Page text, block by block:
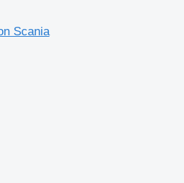
Scania